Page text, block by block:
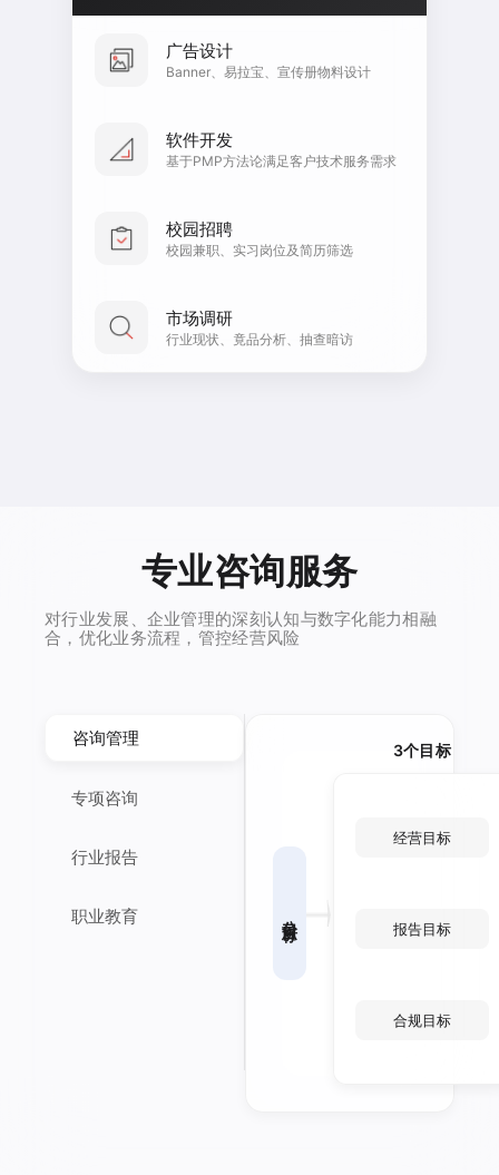
广告设计
Banner、易拉宝、宣传册物料设计
软件开发
基于PMP方法论满足客户技术服务需求
校园招聘
校园兼职、实习岗位及简历筛选
市场调研
行业现状、竟品分析、抽查暗访
专业咨询服务
对行业发展、企业管理的深刻认知与数字化能力相融
合，优化业务流程，管控经营风险
咨询管理
专项咨询
行业报告
职业教育
3个目标
经营目标
报告目标
合规目标